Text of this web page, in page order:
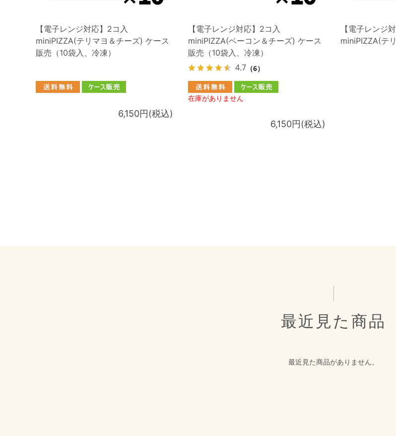
【電子レンジ対応】2コ入
miniPIZZA(テリマヨ＆チーズ) ケース
販売（10袋入、冷凍）
6,150円(税込)
【電子レンジ対応】2コ入
miniPIZZA(ベーコン＆チーズ) ケース
販売（10袋入、冷凍）
4.7 （6）
在庫がありません
6,150円(税込)
【電子レンジ
miniPIZZA(テ
最近見た商品
最近見た商品がありません。